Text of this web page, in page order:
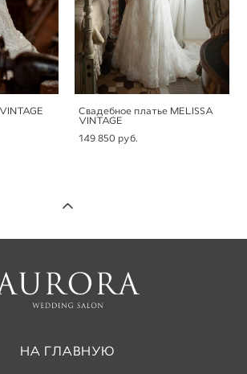
Свадебное платье MELISSA
VINTAGE
149 850 pуб.
НА ГЛАВНУЮ